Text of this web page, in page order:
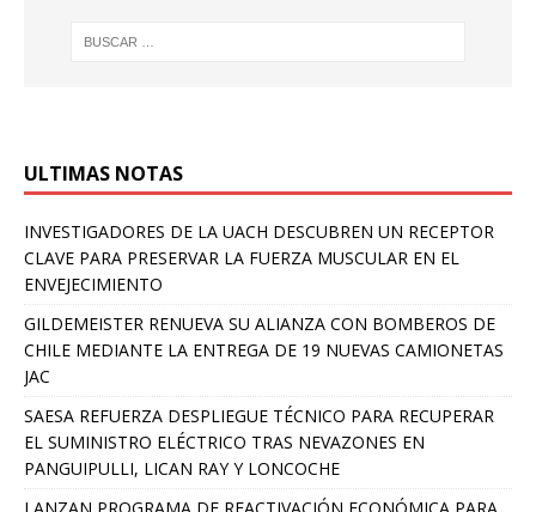
ULTIMAS NOTAS
INVESTIGADORES DE LA UACH DESCUBREN UN RECEPTOR
CLAVE PARA PRESERVAR LA FUERZA MUSCULAR EN EL
ENVEJECIMIENTO
GILDEMEISTER RENUEVA SU ALIANZA CON BOMBEROS DE
CHILE MEDIANTE LA ENTREGA DE 19 NUEVAS CAMIONETAS
JAC
SAESA REFUERZA DESPLIEGUE TÉCNICO PARA RECUPERAR
EL SUMINISTRO ELÉCTRICO TRAS NEVAZONES EN
PANGUIPULLI, LICAN RAY Y LONCOCHE